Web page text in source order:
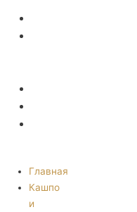
Главная
Кашпо
и